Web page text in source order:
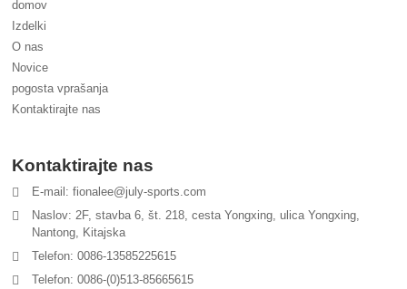
domov
Izdelki
O nas
Novice
pogosta vprašanja
Kontaktirajte nas
Kontaktirajte nas
E-mail: fionalee@july-sports.com
Naslov: 2F, stavba 6, št. 218, cesta Yongxing, ulica Yongxing,
Nantong, Kitajska
Telefon: 0086-13585225615
Telefon: 0086-(0)513-85665615